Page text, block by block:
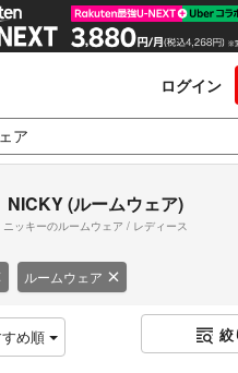
ログイン
NICKY (ルームウェア)
ニッキーのルームウェア / レディース
ルームウェア
め順 絞